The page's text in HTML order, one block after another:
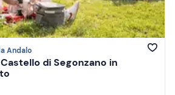
Andalo
di Segonzano in